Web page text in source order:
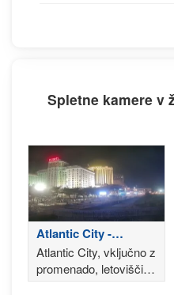
Spletne kamere v
Atlantic City -
promenada
Atlantic City, vključno z
promenado, letovišči,
Hard Rockom,